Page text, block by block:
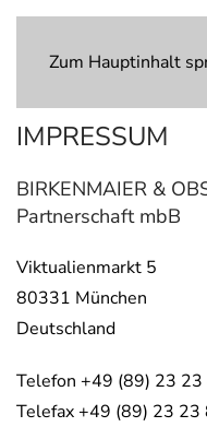
Zum Hauptinhalt
IMPRESSUM
BIRKENMAIER &
Partnerschaft mbB
Viktualienmarkt 5
80331 München
Deutschland
Telefon +49 (89) 23
Telefax +49 (89) 23 23